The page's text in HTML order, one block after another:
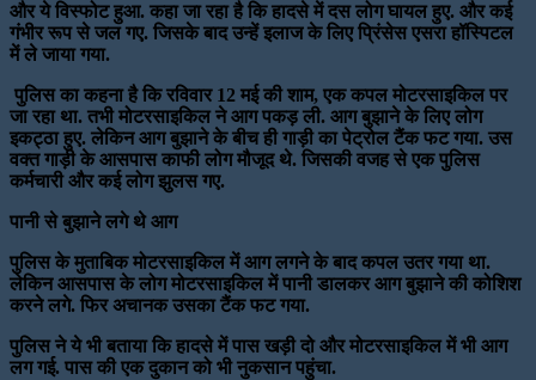
और ये विस्फोट हुआ. कहा जा रहा है कि हादसे में दस लोग घायल हुए. और कई
गंभीर रूप से जल गए. जिसके बाद उन्हें इलाज के लिए प्रिंसेस एसरा हॉस्पिटल
में ले जाया गया.
पुलिस का कहना है कि रविवार 12 मई की शाम, एक कपल मोटरसाइकिल पर
जा रहा था. तभी मोटरसाइकिल ने आग पकड़ ली. आग बुझाने के लिए लोग
इकट्ठा हुए. लेकिन आग बुझाने के बीच ही गाड़ी का पेट्रोल टैंक फट गया. उस
वक्त गाड़ी के आसपास काफी लोग मौजूद थे. जिसकी वजह से एक पुलिस
कर्मचारी और कई लोग झुलस गए.
पानी से बुझाने लगे थे आग
पुलिस के मुताबिक मोटरसाइकिल में आग लगने के बाद कपल उतर गया था.
लेकिन आसपास के लोग मोटरसाइकिल में पानी डालकर आग बुझाने की कोशिश
करने लगे. फिर अचानक उसका टैंक फट गया.
पुलिस ने ये भी बताया कि हादसे में पास खड़ी दो और मोटरसाइकिल में भी आग
लग गई. पास की एक दुकान को भी नुकसान पहुंचा.